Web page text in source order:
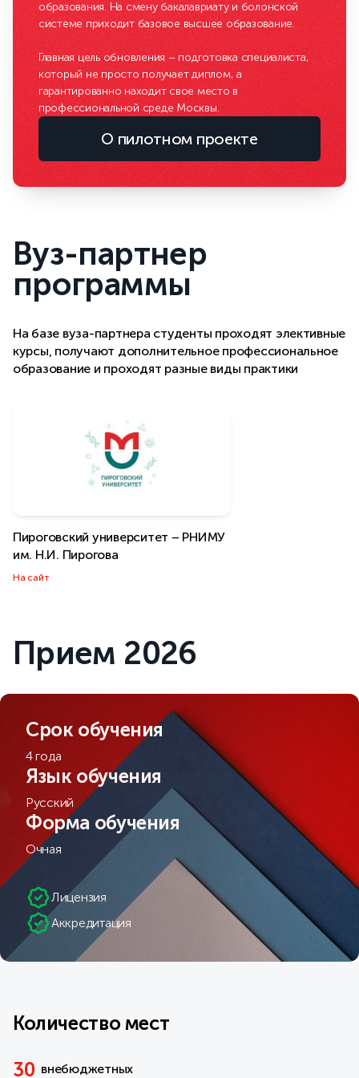
образования. На смену бакалавриату и болонской
системе приходит базовое высшее образование.
Главная цель обновления – подготовка специалиста,
который не просто получает диплом, а
гарантированно находит свое место в
профессиональной среде Москвы.
О пилотном проекте
Вуз-партнер
программы
На базе вуза-партнера студенты проходят элективные
курсы, получают дополнительное профессиональное
образование и проходят разные виды практики
Пироговский университет – РНИМУ
им. Н.И. Пирогова
На сайт
Прием 2026
Срок обучения
4 года
Язык обучения
Русский
Форма обучения
Очная
Лицензия
Аккредитация
Количество мест
30 внебюджетных